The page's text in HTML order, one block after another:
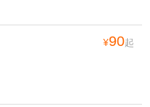
¥90起